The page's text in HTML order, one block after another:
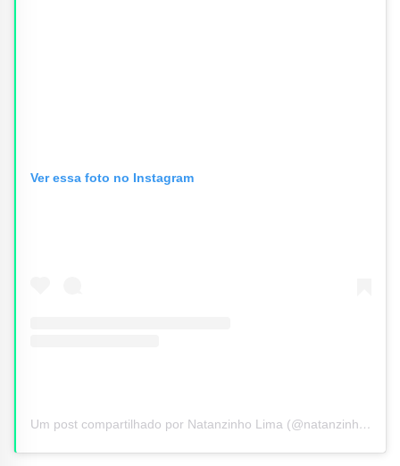
Ver essa foto no Instagram
Um post compartilhado por Natanzinho Lima (@natanzinholimaoficial)